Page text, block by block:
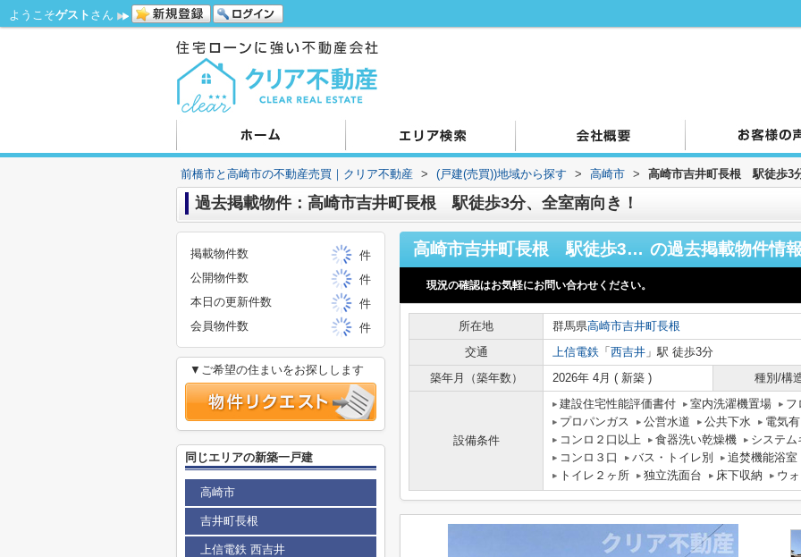
ようこそゲスト さん
前橋市と高崎市の不動産売買｜クリア不動産 > (戸建(売買))地域から探す > 高崎市 > 高崎市吉井町長根 駅徒歩3
過去掲載物件：高崎市吉井町長根 駅徒歩3分、全室南向き！
高崎市吉井町長根 駅徒歩3分、全室南向き！ の過去掲載物件情
現況の確認はお気軽にお問い合わせください。
所在地 群馬県高崎市吉井町長根
交通
上信電鉄 「 西吉井 」駅 徒歩3分
築年月（築年数）
2026年 4月 ( 新築 ) 種別/構
設備条件
建設住宅性能評価書付 室内洗濯機置場
フ
プロパンガス
公営水道 公共下水
電気有
コンロ２口以上
食器洗い乾燥機
システム
コンロ３口
バス・トイレ別
追焚機能浴室
トイレ２ヶ所
独立洗面台 床下収納 ウ
掲載物件数
件
公開物件数
件
本日の更新件数
件
会員物件数
件
▼ご希望の住まいをお探しします
同じエリアの新築一戸建
高崎市
吉井町長根
上信電鉄 西吉井